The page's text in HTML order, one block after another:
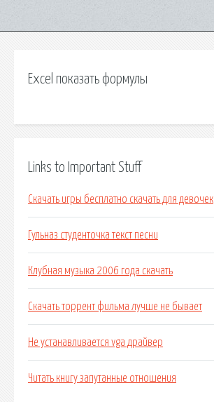
Excel показать формулы
Links to Important Stuff
Скачать игры бесплатно скачать для девочек
Гульназ студенточка текст песни
Клубная музыка 2006 года скачать
Скачать торрент фильма лучше не бывает
Не устанавливается vga драйвер
Читать книгу запутанные отношения